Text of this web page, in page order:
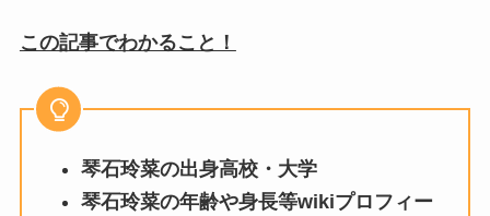
この記事でわかること！
琴石玲菜の出身高校・大学
琴石玲菜の年齢や身長等wikiプロフィー